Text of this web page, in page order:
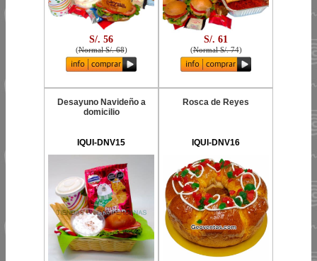
S/. 56
(Normal S/. 68)
S/. 61
(Normal S/. 74)
Desayuno Navideño a
domicilio
IQUI-DNV15
Rosca de Reyes
IQUI-DNV16